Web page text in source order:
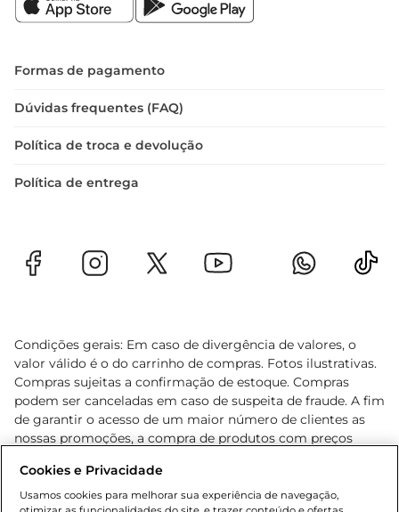
Formas de pagamento
Dúvidas frequentes (FAQ)
Política de troca e devolução
Política de entrega
Condições gerais: Em caso de divergência de valores, o
valor válido é o do carrinho de compras. Fotos ilustrativas.
Compras sujeitas a confirmação de estoque. Compras
podem ser canceladas em caso de suspeita de fraude. A fim
de garantir o acesso de um maior número de clientes as
nossas promoções, a compra de produtos com preços
cliente. Os preços, ofertas e condições são exclusivos para
o e-commerce e válidos durante o dia de hoje, podendo
Cookies e Privacidade
Usamos cookies para melhorar sua experiência de navegação,